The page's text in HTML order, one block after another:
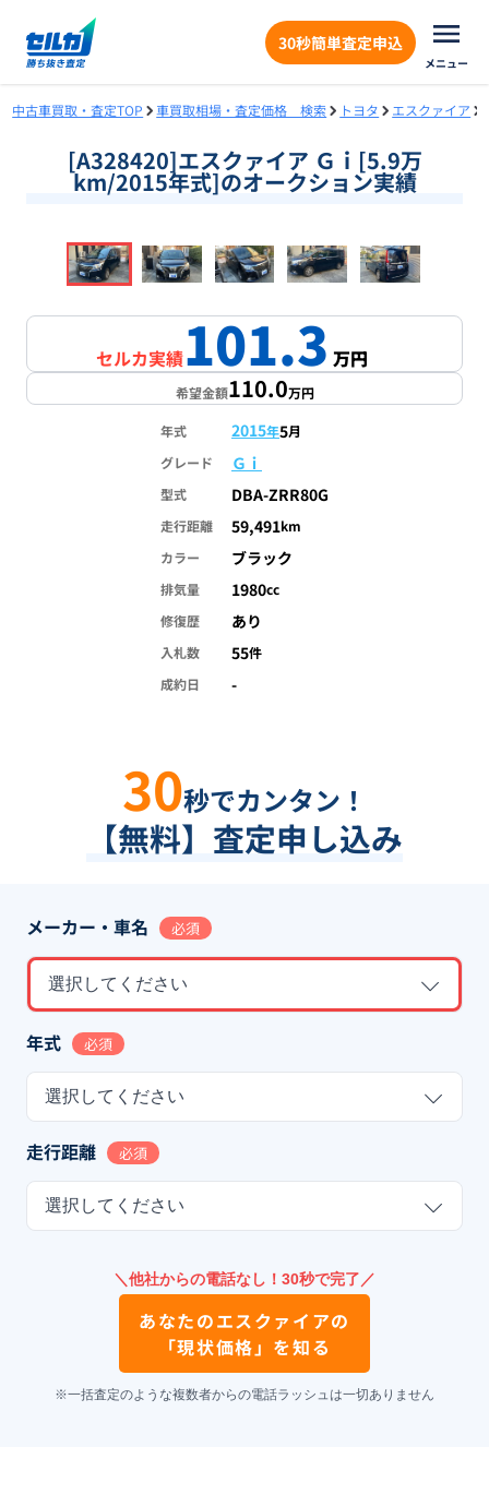
30秒簡単査定申込
メニュー
中古車買取・査定TOP 車買取相場・査定価格 検索 トヨタ エスクァイア
[A328420]エスクァイア Ｇｉ[5.9万
km/2015年式]のオークション実績
1/18
セルカ実績101.3万円
希望金額110.0万円
年式 2015年5月
グレード
Ｇｉ
型式 DBA-ZRR80G
走行距離 59,491km
カラー
ブラック
排気量 1980cc
修復歴
あり
入札数 55件
成約日
-
30秒でカンタン！
【無料】査定申し込み
メーカー・車名 必須
選択してください
年式 必須
選択してください
走行距離 必須
選択してください
＼他社からの電話なし！30秒で完了／
あなたのエスクァイアの
「現状価格」を知る
※一括査定のような複数者からの電話ラッシュは一切ありません